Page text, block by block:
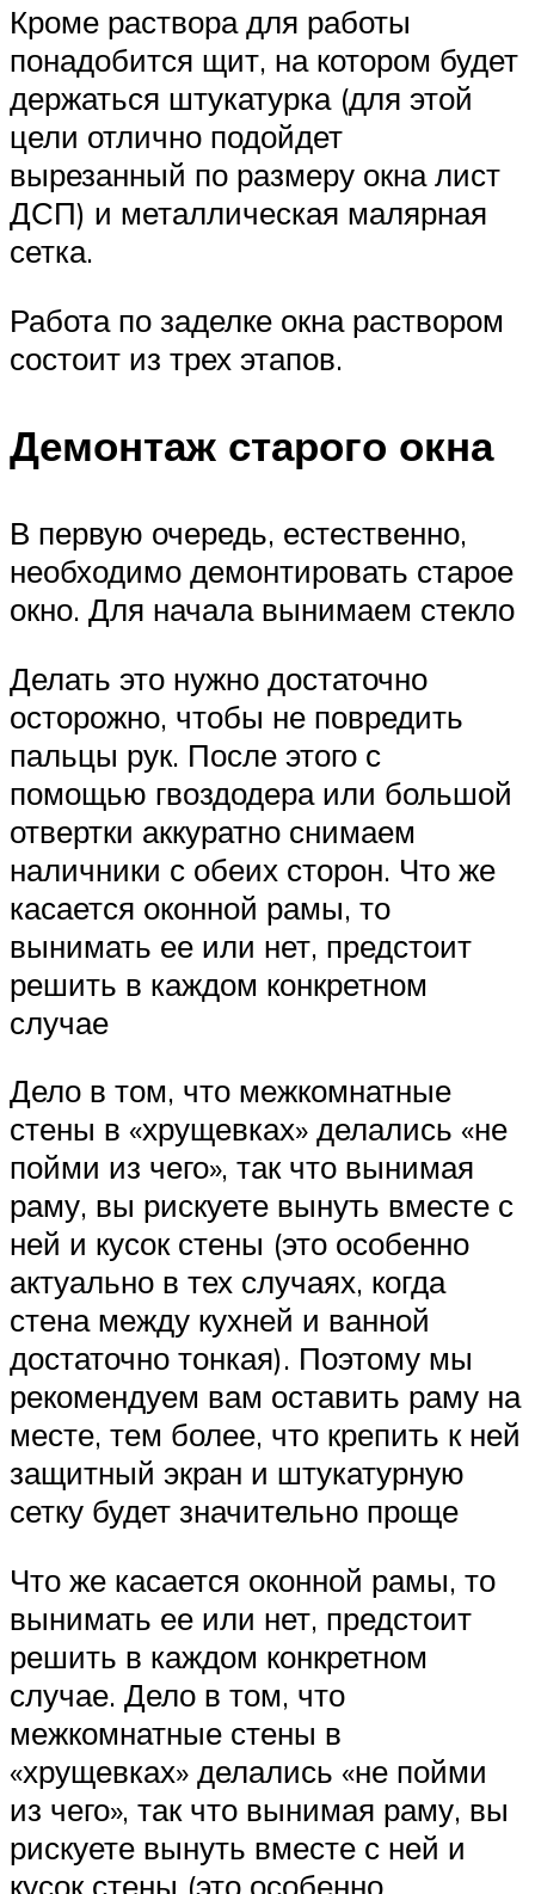
Кроме раствора для работы
понадобится щит, на котором будет
держаться штукатурка (для этой
цели отлично подойдет
вырезанный по размеру окна лист
ДСП) и металлическая малярная
сетка.
Работа по заделке окна раствором
состоит из трех этапов.
Демонтаж старого окна
В первую очередь, естественно,
необходимо демонтировать старое
окно. Для начала вынимаем стекло
Делать это нужно достаточно
осторожно, чтобы не повредить
пальцы рук. После этого с
помощью гвоздодера или большой
отвертки аккуратно снимаем
наличники с обеих сторон. Что же
касается оконной рамы, то
вынимать ее или нет, предстоит
решить в каждом конкретном
случае
Дело в том, что межкомнатные
стены в «хрущевках» делались «не
пойми из чего», так что вынимая
раму, вы рискуете вынуть вместе с
ней и кусок стены (это особенно
актуально в тех случаях, когда
стена между кухней и ванной
достаточно тонкая). Поэтому мы
рекомендуем вам оставить раму на
месте, тем более, что крепить к ней
защитный экран и штукатурную
сетку будет значительно проще
Что же касается оконной рамы, то
вынимать ее или нет, предстоит
решить в каждом конкретном
случае. Дело в том, что
межкомнатные стены в
«хрущевках» делались «не пойми
из чего», так что вынимая раму, вы
рискуете вынуть вместе с ней и
кусок стены (это особенно